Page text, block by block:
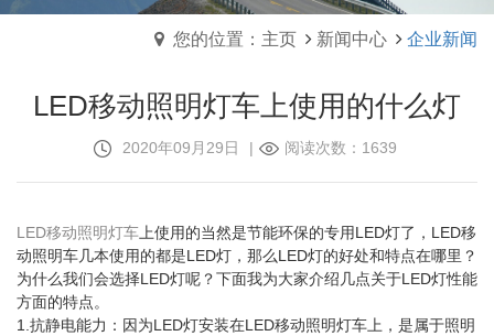
您的位置：主页 新闻中心 企业新闻
LED移动照明灯车上使用的什么灯
2020年09月29日 | 阅读次数：1639
LED移动照明灯车上使用的当然是节能环保的专用LED灯了，LED移
动照明车几本使用的都是LED灯，那么LED灯的好处和特点在哪里？
为什么我们会选择LED灯呢？下面我为大家介绍几点关于LED灯性能
方面的特点。
1.抗静电能力：因为LED灯安装在LED移动照明灯车上，是属于照明